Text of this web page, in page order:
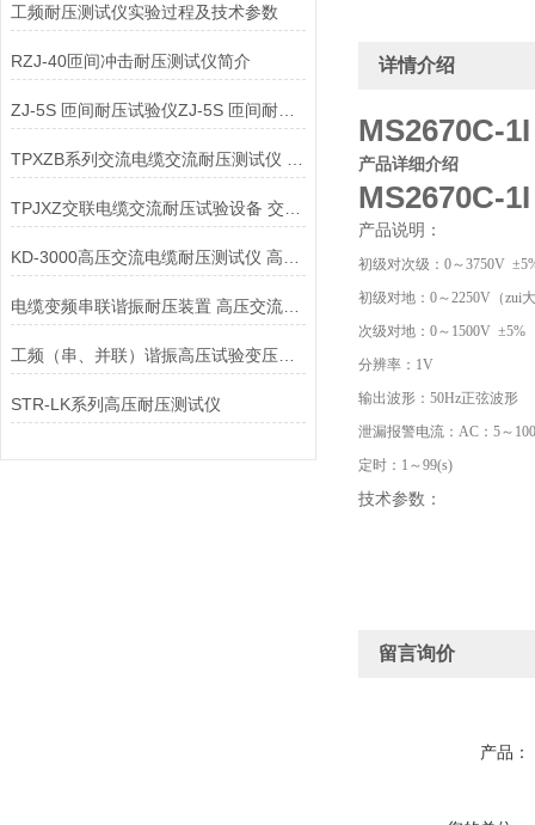
工频耐压测试仪实验过程及技术参数
RZJ-40匝间冲击耐压测试仪简介
ZJ-5S 匝间耐压试验仪ZJ-5S 匝间耐压测试仪
TPJXZ交联电缆交流耐压试验设备 交流电缆交流耐压测试仪
电缆变频串联谐振耐压装置 高压交流电缆耐压测试仪
工频（串、并联）谐振高压试验变压器高压交流电缆耐压测试仪
STR-LK系列高压耐压测试仪
详情介绍
MS2670C-
产品详细介绍
MS2670C-
产品说明：
初级对次级：0～3750V
初级对地：0～2250V（zui
次级对地：0～1500V ±5%
分辨率：1V
输出波形：50Hz正弦波形
泄漏报警电流：AC：5～
定时：1～99(s)
技术参数：
留言询价
产品：